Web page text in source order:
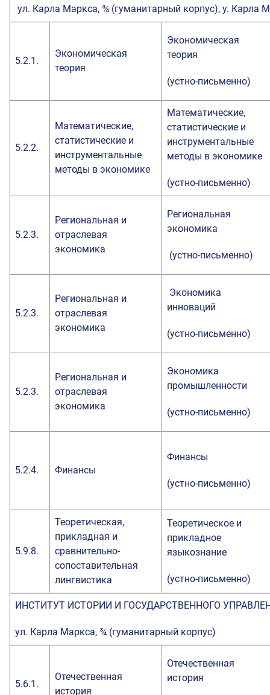
ул. Карла Маркса, ¾ (гуманитарный корпус), у. Карла
5.2.1.
Экономическая
теория
Экономическая
теория
(устно-письменно)
5.2.2.
Математические,
статистические и
инструментальные
методы в экономике
Математические,
статистические и
инструментальные
методы в экономике
(устно-письменно)
5.2.3.
Региональная и
отраслевая
экономика
Региональная
экономика
(устно-письменно)
5.2.3.
Региональная и
отраслевая
экономика
Экономика
инноваций
(устно-письменно)
5.2.3.
Региональная и
отраслевая
экономика
Экономика
промышленности
(устно-письменно)
5.2.4. Финансы
Финансы
(устно-письменно)
5.9.8.
Теоретическая,
прикладная и
сравнительно-
сопоставительная
лингвистика
Теоретическое и
прикладное
языкознание
(устно-письменно)
ИНСТИТУТ ИСТОРИИ И ГОСУДАРСТВЕННОГО
ул. Карла Маркса, ¾ (гуманитарный корпус)
5.6.1.
Отечественная
история
Отечественная
история